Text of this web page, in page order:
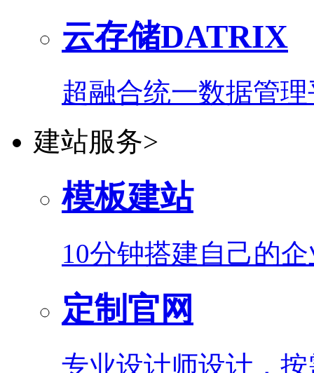
云存储DATRIX
超融合统一数据管
建站服务>
模板建站
10分钟搭建自己的
定制官网
专业设计师设计，